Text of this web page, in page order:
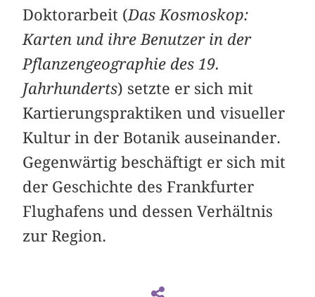
Doktorarbeit (Das Kosmoskop:
Karten und ihre Benutzer in der
Pflanzengeographie des 19.
Jahrhunderts) setzte er sich mit
Kartierungspraktiken und visueller
Kultur in der Botanik auseinander.
Gegenwärtig beschäftigt er sich mit
der Geschichte des Frankfurter
Flughafens und dessen Verhältnis
zur Region.